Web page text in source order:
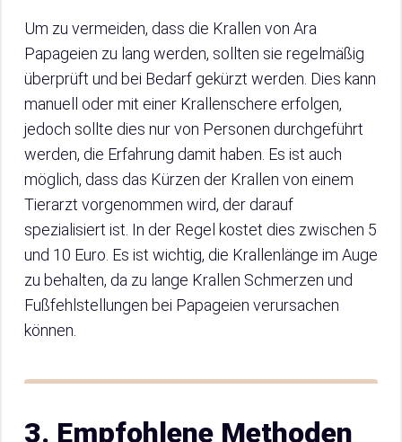
Um zu vermeiden, dass die Krallen von Ara
Papageien zu lang werden, sollten sie regelmäßig
überprüft und bei Bedarf gekürzt werden. Dies kann
manuell oder mit einer Krallenschere erfolgen,
jedoch sollte dies nur von Personen durchgeführt
werden, die Erfahrung damit haben. Es ist auch
möglich, dass das Kürzen der Krallen von einem
Tierarzt vorgenommen wird, der darauf
spezialisiert ist. In der Regel kostet dies zwischen 5
und 10 Euro. Es ist wichtig, die Krallenlänge im Auge
zu behalten, da zu lange Krallen Schmerzen und
Fußfehlstellungen bei Papageien verursachen
können.
3. Empfohlene Methoden